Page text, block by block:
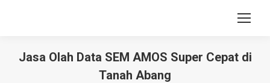
Jasa Olah Data SEM AMOS Super Cepat di
Tanah Abang